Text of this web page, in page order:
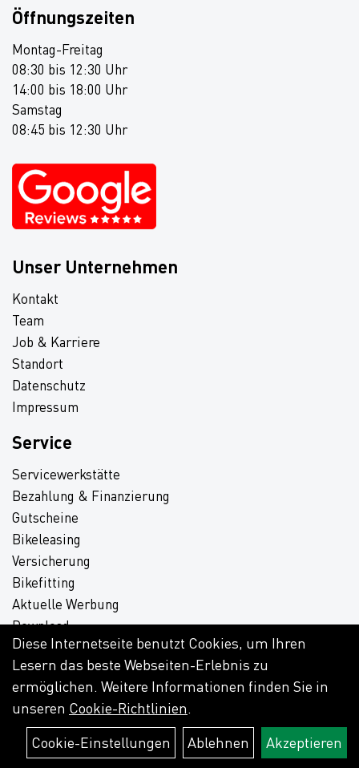
Öffnungszeiten
Montag-Freitag
08:30 bis 12:30 Uhr
14:00 bis 18:00 Uhr
Samstag
08:45 bis 12:30 Uhr
Unser Unternehmen
Kontakt
Team
Job & Karriere
Standort
Datenschutz
Impressum
Service
Servicewerkstätte
Bezahlung & Finanzierung
Gutscheine
Bikeleasing
Versicherung
Bikefitting
Aktuelle Werbung
Download
Diese Internetseite benutzt Cookies, um Ihren
Lesern das beste Webseiten-Erlebnis zu
ermöglichen. Weitere Informationen finden Sie in
unseren Cookie-Richtlinien.
Cookie-Einstellungen
Ablehnen Akzeptieren